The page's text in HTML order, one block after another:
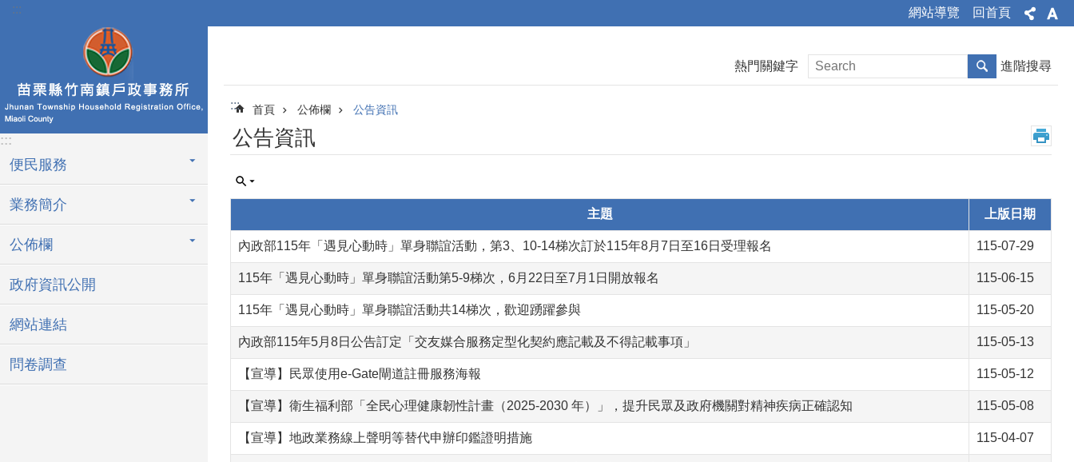
跳到主要內容區塊
::: 網站導覽 回首頁
:::
便民服務
業務簡介
公佈欄
政府資訊公開
網站連結
問卷調查
熱門關鍵字 進階搜尋
::: 首頁 公佈欄 公告資訊
公告資訊
主題 上版日期
內政部115年「遇見心動時」單身聯誼活動，第3、10-14梯次訂於115年8月7日至16日受理報名 115-07-29
115年「遇見心動時」單身聯誼活動第5-9梯次，6月22日至7月1日開放報名 115-06-15
115年「遇見心動時」單身聯誼活動共14梯次，歡迎踴躍參與 115-05-20
內政部115年5月8日公告訂定「交友媒合服務定型化契約應記載及不得記載事項」 115-05-13
【宣導】民眾使用e-Gate閘道註冊服務海報 115-05-12
【宣導】衛生福利部「全民心理健康韌性計畫（2025-2030 年）」，提升民眾及政府機關對精神疾病正確認知 115-05-08
【宣導】地政業務線上聲明等替代申辦印鑑證明措施 115-04-07